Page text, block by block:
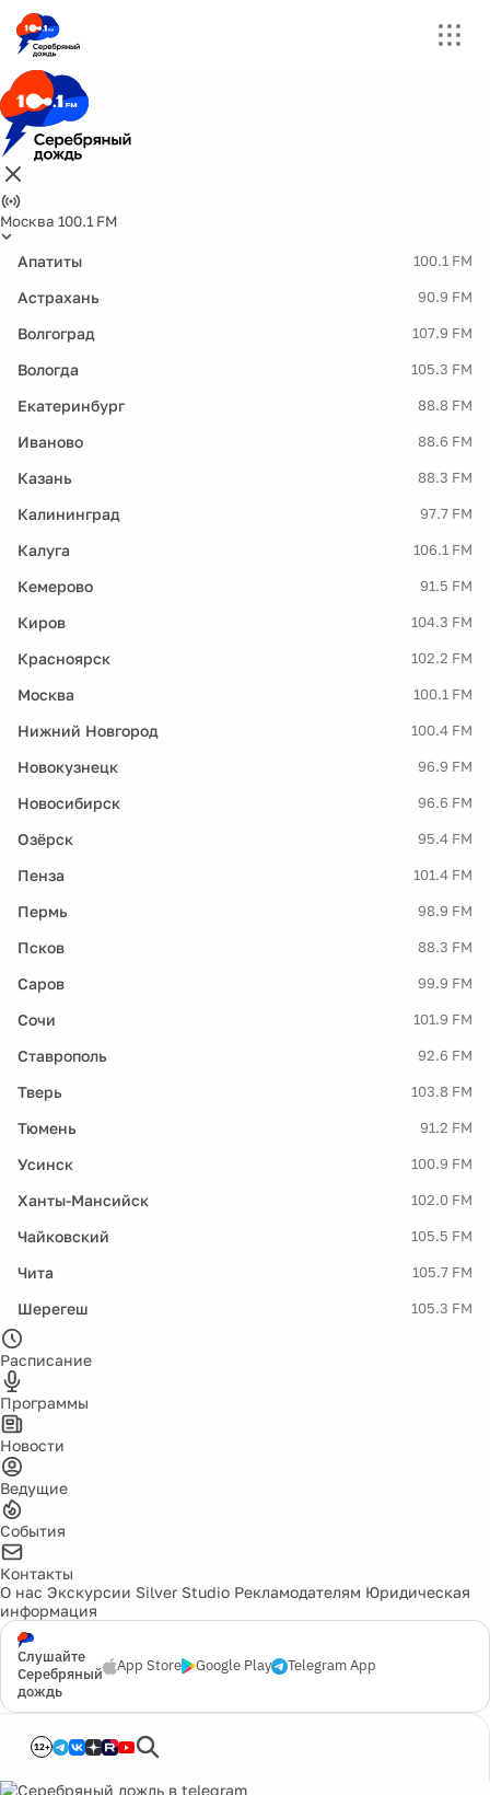
Москва 100.1 FM
Апатиты 100.1 FM
Астрахань 90.9 FM
Волгоград 107.9 FM
Вологда 105.3 FM
Екатеринбург 88.8 FM
Иваново 88.6 FM
Казань 88.3 FM
Калининград 97.7 FM
Калуга 106.1 FM
Кемерово 91.5 FM
Киров 104.3 FM
Красноярск 102.2 FM
Москва 100.1 FM
Нижний Новгород 100.4 FM
Новокузнецк 96.9 FM
Новосибирск 96.6 FM
Озёрск 95.4 FM
Пенза 101.4 FM
Пермь 98.9 FM
Псков 88.3 FM
Саров 99.9 FM
Сочи 101.9 FM
Ставрополь 92.6 FM
Тверь 103.8 FM
Тюмень 91.2 FM
Усинск 100.9 FM
Ханты-Мансийск 102.0 FM
Чайковский 105.5 FM
Чита 105.7 FM
Шерегеш 105.3 FM
Расписание
Программы
Новости
Ведущие
События
Контакты
О нас Экскурсии Silver Studio Рекламодателям Юридическая
информация
Слушайте
Серебряный
дождь
App Store Google Play Telegram App
12+